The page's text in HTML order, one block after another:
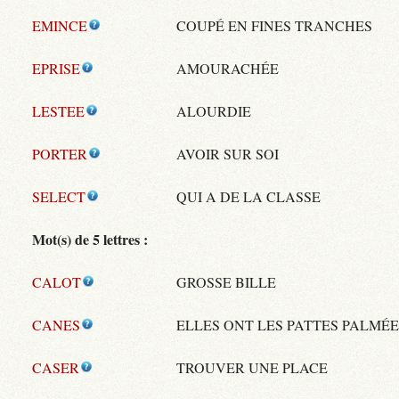
EMINCE COUPÉ EN FINES TRANCHES
EPRISE AMOURACHÉE
LESTEE ALOURDIE
PORTER AVOIR SUR SOI
SELECT QUI A DE LA CLASSE
Mot(s) de 5 lettres :
CALOT GROSSE BILLE
CANES ELLES ONT LES PATTES
CASER TROUVER UNE PLACE